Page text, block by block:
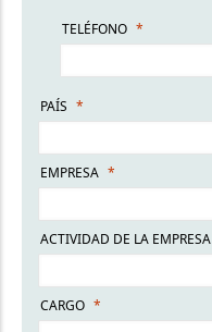
TELÉFONO
PAÍS
EMPRESA
ACTIVIDAD DE LA EMPRESA
CARGO